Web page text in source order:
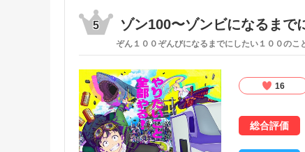
しかし、魔境
仲間と出会い
5 ゾン100〜ゾンビになるまで
ぞん１００ぞんびになるまでにしたい１００のこ
16
総合評価